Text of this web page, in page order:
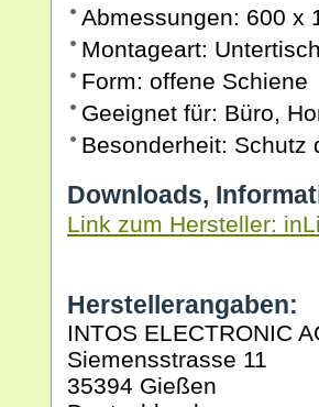
Abmessungen: 600 x
Montageart:
Form: offene Schiene
Geeignet für: Büro,
Besonderheit: Schutz
Downloads,
Link zum Hersteller:
Herstellerangaben:
INTOS ELECTRONIC
Siemensstrasse 11
35394 Gießen